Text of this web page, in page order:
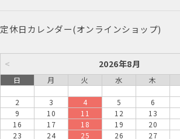
定休日カレンダー(オンラインショップ)
< 2026年8月
日 月 火 水 木
2
3 4 5 6
9
10 11 12 13
16
17 18 19 20
23
24 25 26 27